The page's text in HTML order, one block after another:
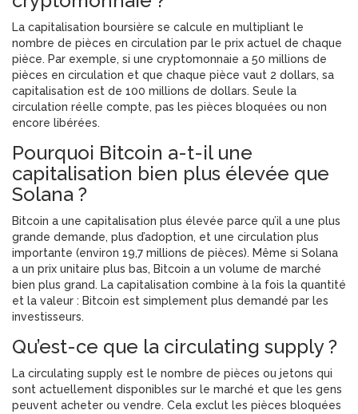
La capitalisation boursière se calcule en multipliant le
nombre de pièces en circulation par le prix actuel de chaque
pièce. Par exemple, si une cryptomonnaie a 50 millions de
pièces en circulation et que chaque pièce vaut 2 dollars, sa
capitalisation est de 100 millions de dollars. Seule la
circulation réelle compte, pas les pièces bloquées ou non
encore libérées.
Pourquoi Bitcoin a-t-il une
capitalisation bien plus élevée que
Solana ?
Bitcoin a une capitalisation plus élevée parce qu’il a une plus
grande demande, plus d’adoption, et une circulation plus
importante (environ 19,7 millions de pièces). Même si Solana
a un prix unitaire plus bas, Bitcoin a un volume de marché
bien plus grand. La capitalisation combine à la fois la quantité
et la valeur : Bitcoin est simplement plus demandé par les
investisseurs.
Qu’est-ce que la circulating supply ?
La circulating supply est le nombre de pièces ou jetons qui
sont actuellement disponibles sur le marché et que les gens
peuvent acheter ou vendre. Cela exclut les pièces bloquées